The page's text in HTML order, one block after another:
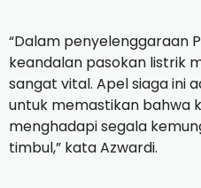
“Dalam penyelenggaraan
keandalan pasokan listrik
sangat vital. Apel siaga ini
untuk memastikan bahwa
menghadapi segala
timbul,” kata Azwardi.